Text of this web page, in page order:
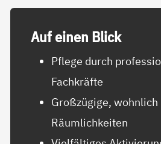
Auf ei­nen Blick
Pflege durch
Fachkräfte
Großzügige,
Räumlichkeiten